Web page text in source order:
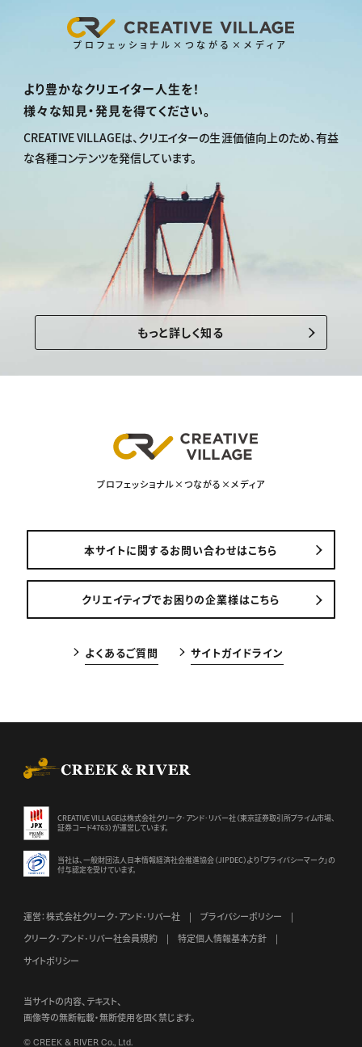
プロフェッショナル×つながる×メディア
より豊かなクリエイター人生を！
様々な知見・発見を得てください。
CREATIVE VILLAGEは、 クリエイターの生涯価値向上のため、有益
な各種コンテンツを発信しています。
もっと詳しく知る
プロフェッショナル×つながる×メディア
本サイトに関するお問い合わせはこちら
クリエイティブでお困りの企業様はこちら
よくあるご質問 サイトガイドライン
CREATIVE VILLAGEは株式会社クリーク･アンド･リバー社（東京証券取引所プライム市場、
証券コード4763）が運営しています。
当社は、一般財団法人日本情報経済社会推進協会（JIPDEC）より 「プライバシーマーク」の
付与認定を受けています。
運営：株式会社クリーク･アンド･リバー社
プライバシーポリシー
クリーク･アンド･リバー社会員規約
特定個人情報基本方針
サイトポリシー
当サイトの内容、テキスト、
画像等の無断転載・無断使用を固く禁じます。
© CREEK & RIVER Co., Ltd.